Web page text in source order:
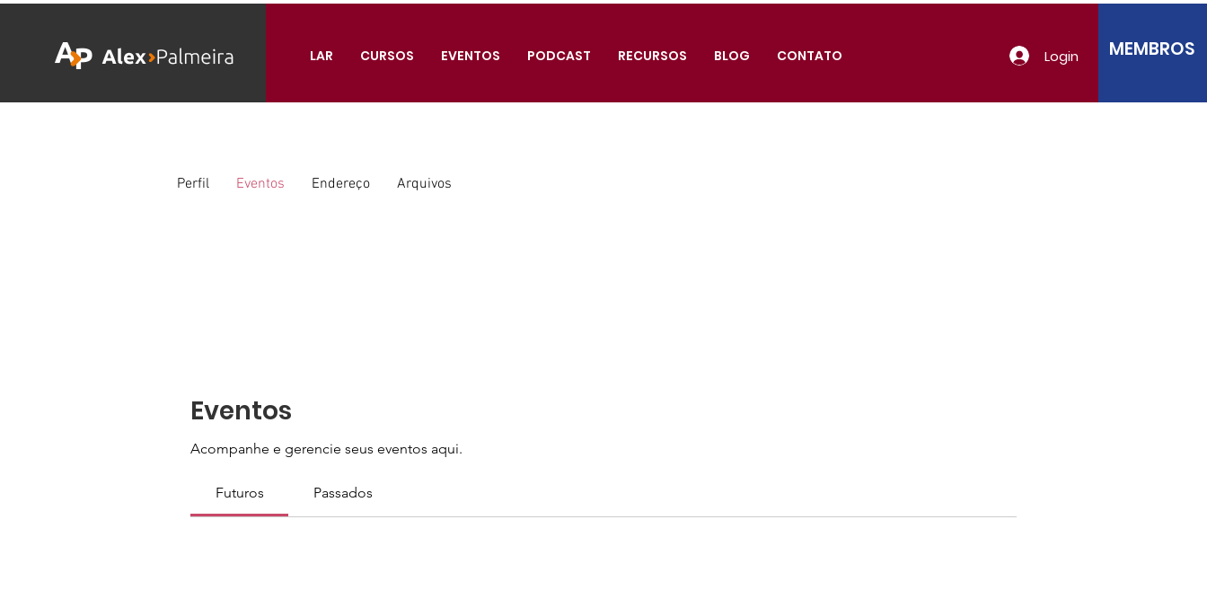
LAR CURSOS EVENTOS PODCAST RECURSOS BLOG CONTATO Login MEMBROS
Eventos
Acompanhe e gerencie seus eventos aqui.
Futuros Passados
Perfil Eventos Endereço Arquivos